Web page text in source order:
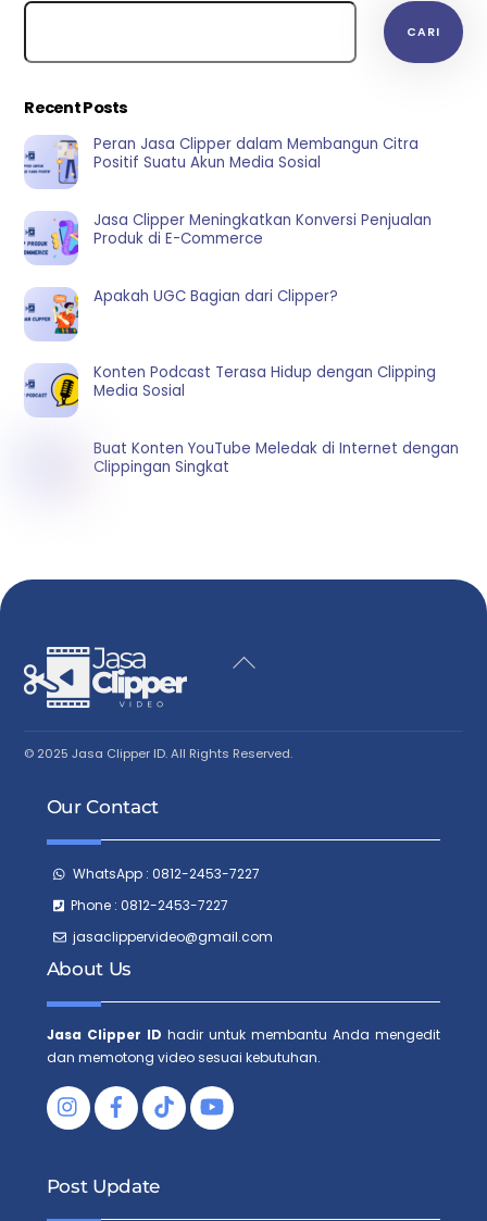
CARI
Recent Posts
Peran Jasa Clipper dalam Membangun Citra
Positif Suatu Akun Media Sosial
Jasa Clipper Meningkatkan Konversi Penjualan
Produk di E-Commerce
Apakah UGC Bagian dari Clipper?
Konten Podcast Terasa Hidup dengan Clipping
Media Sosial
Buat Konten YouTube Meledak di Internet dengan
Clippingan Singkat
Back
© 2025 Jasa Clipper ID. All Rights Reserved.
Our Contact
WhatsApp : 0812-2453-7227
Phone : 0812-2453-7227
jasaclippervideo@gmail.com
About Us
Jasa Clipper ID hadir untuk membantu Anda mengedit
dan memotong video sesuai kebutuhan.
FacebookTiktok
Post Update